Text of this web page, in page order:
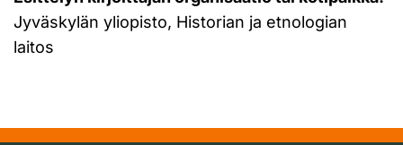
Jyväskylän yliopisto, Historian ja etnologian
laitos